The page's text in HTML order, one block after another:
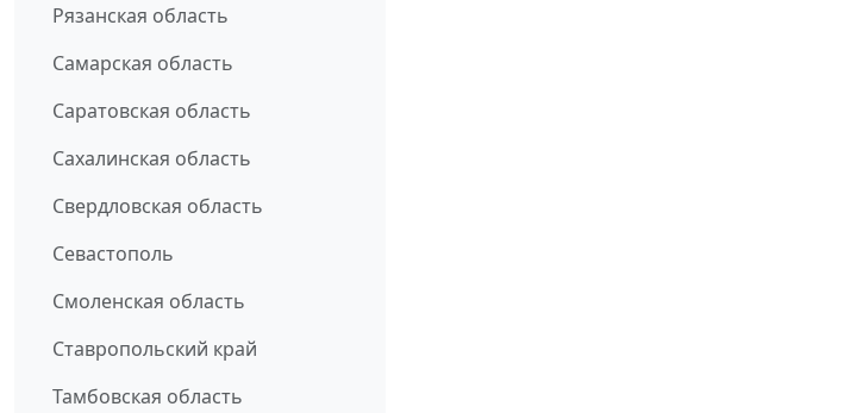
Рязанская область
Самарская область
Саратовская область
Сахалинская область
Свердловская область
Севастополь
Смоленская область
Ставропольский край
Тамбовская область